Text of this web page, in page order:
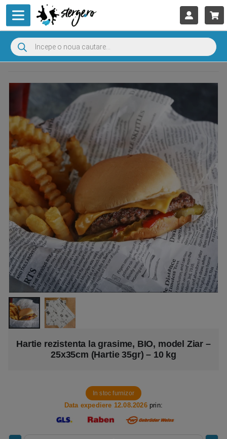
Hartie rezistenta la grasime, BIO, model Ziar –
25x35cm (Hartie 35gr) – 10 kg
In stoc furnizor
Data expediere 12.08.2026prin: